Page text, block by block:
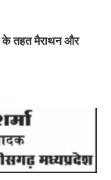
के तहत मैराथन और